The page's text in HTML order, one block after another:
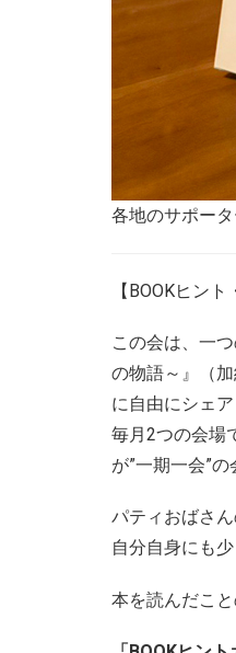
各地のサポータ
【BOOKヒン
この会は、一
の物語～』（
に自由にシェア
毎月2つの会場
が”一期一会”の
パティおばさ
自分自身にも
本を読んだこ